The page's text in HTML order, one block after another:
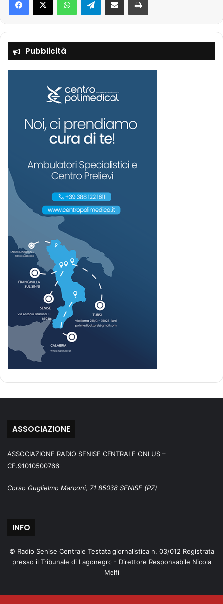
Pubblicità
ASSOCIAZIONE
ASSOCIAZIONE RADIO SENISE CENTRALE ONLUS –
CF.91010500766
Corso Guglielmo Marconi, 71 85038 SENISE (PZ)
INFO
© Radio Senise Centrale Testata giornalistica n. 03/012 Registrata
presso il Tribunale di Lagonegro - Direttore Responsabile Nicola
Melfi